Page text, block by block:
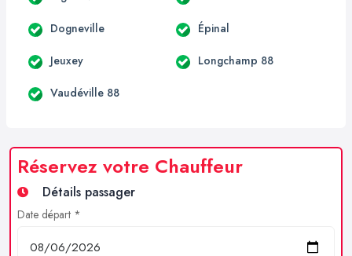
Dogneville Épinal
Jeuxey Longchamp 88
Vaudéville 88
Réservez votre Chauffeur
Détails passager
Date départ *